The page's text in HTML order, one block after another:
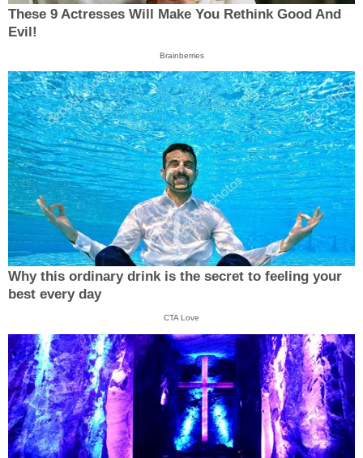
These 9 Actresses Will Make You Rethink Good And
Evil!
Brainberries
Why this ordinary drink is the secret to feeling your
best every day
CTA Love